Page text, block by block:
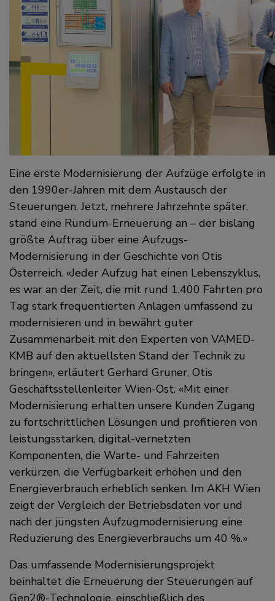
Eine erste Modernisierung der Aufzüge erfolgte in
den 1990er-Jahren mit dem Austausch der
Steuerungen. Jetzt, mehrere Jahrzehnte später,
stand eine Rundum-Erneuerung an – der bislang
größte Auftrag über eine Aufzugs-
Modernisierung in der Geschichte von Otis
Österreich. Jeder Aufzug hat einen Lebenszyklus,
es war an der Zeit, die mit rund 1.400 Fahrten pro
Tag stark frequentierten Anlagen umfassend zu
modernisieren und in bewährt guter
Zusammenarbeit mit den Experten von VAMED-
KMB auf den aktuellsten Stand der Technik zu
bringen , erläutert Gerhard Gruner, Otis
Geschäftsstellenleiter Wien-Ost.
Mit einer
Modernisierung erhalten unsere Kunden Zugang
zu fortschrittlichen Lösungen und profitieren von
leistungsstarken, digital-vernetzten
Komponenten, die Warte- und Fahrzeiten
verkürzen, die Verfügbarkeit erhöhen und den
Energieverbrauch erheblich senken. Im AKH Wien
zeigt der Vergleich der Betriebsdaten vor und
nach der jüngsten Aufzugmodernisierung eine
Reduzierung des Energieverbrauchs um 40 %.
Das umfassende Modernisierungsprojekt
beinhaltet die Erneuerung der Steuerungen auf
Gen2®-Technologie, einschließlich des